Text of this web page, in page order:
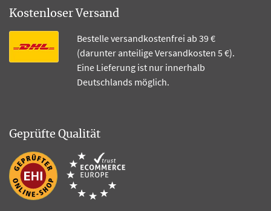
Kostenloser Versand
Bestelle versandkostenfrei ab 39 €
(darunter anteilige Versandkosten 5 €).
Eine Lieferung ist nur innerhalb
Deutschlands möglich.
Geprüfte Qualität